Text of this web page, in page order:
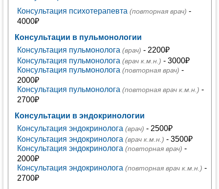
Консультация психотерапевта (повторная врач) -
4000₽
Консультации в пульмонологии
Консультация пульмонолога (врач) - 2200₽
Консультация пульмонолога (врач к.м.н.) - 3000₽
Консультация пульмонолога (повторная врач) -
2000₽
Консультация пульмонолога (повторная врач к.м.н.) -
2700₽
Консультации в эндокринологии
Консультация эндокринолога (врач) - 2500₽
Консультация эндокринолога (врач к.м.н.) - 3500₽
Консультация эндокринолога (повторная врач) -
2000₽
Консультация эндокринолога (повторная врач к.м.н.) -
2700₽